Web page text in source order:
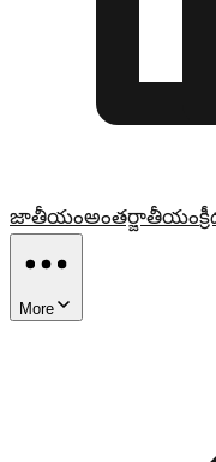
జాతీయంఅంతర్జాతీయం
More